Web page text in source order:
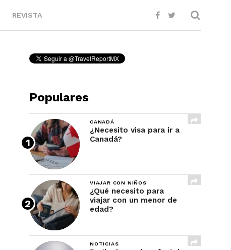
REVISTA
Populares
CANADÁ
¿Necesito visa para ir a
Canadá?
VIAJAR CON NIÑOS
¿Qué necesito para
viajar con un menor de
edad?
NOTICIAS